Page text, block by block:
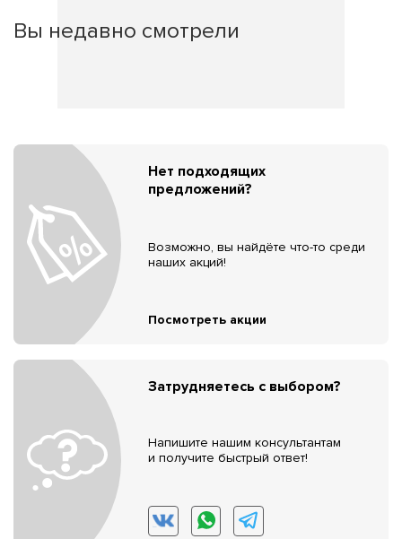
Вы недавно смотрели
Нет подходящих
предложений?
Возможно, вы найдёте что-то среди
наших акций!
Посмотреть акции
Затрудняетесь с выбором?
Напишите нашим консультантам
и получите быстрый ответ!